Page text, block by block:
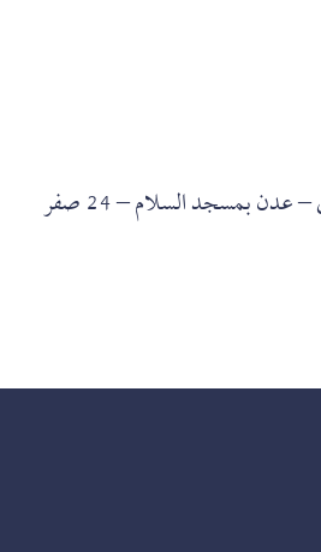
ألقاها الشيخ حفظه الله في – عدن بمسجد السلام – 24 صفر